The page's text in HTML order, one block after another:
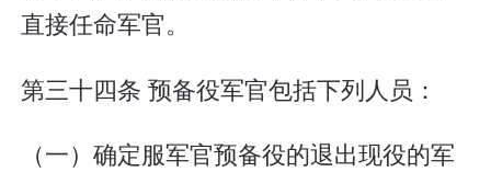
直接任命军官。
第三十四条 预备役军官包括下列人员：
（一）确定服军官预备役的退出现役的军